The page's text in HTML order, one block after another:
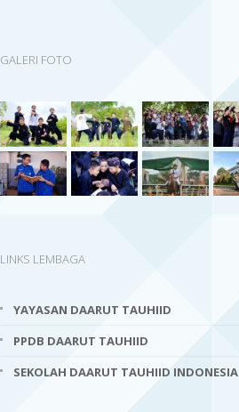
GALERI FOTO
LINKS LEMBAGA
YAYASAN DAARUT TAUHIID
PPDB DAARUT TAUHIID
SEKOLAH DAARUT TAUHIID INDONESIA